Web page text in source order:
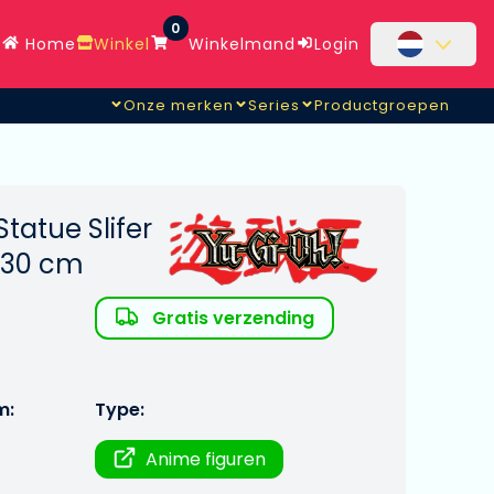
Home Winkel
0
Winkelmand Login
Onze merken Series Productgroepen
Slifer
cm
Gratis verzending
Type:
Anime figuren